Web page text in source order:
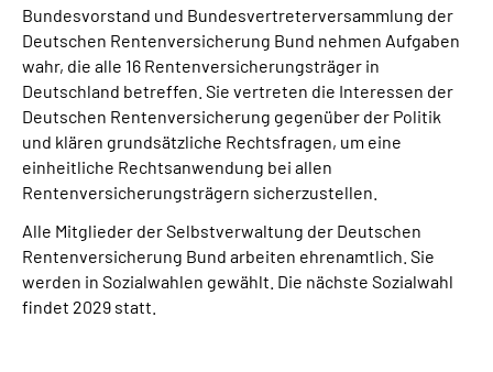
Bundesvorstand und Bundesvertreterversammlung der
Deutschen Rentenversicherung Bund nehmen Aufgaben
wahr, die alle 16 Rentenversicherungsträger in
Deutschland betreffen. Sie vertreten die Interessen der
Deutschen Rentenversicherung gegenüber der Politik
und klären grundsätzliche Rechtsfragen, um eine
einheitliche Rechtsanwendung bei allen
Rentenversicherungsträgern sicherzustellen.
Alle Mitglieder der Selbstverwaltung der Deutschen
Rentenversicherung Bund arbeiten ehrenamtlich. Sie
werden in Sozialwahlen gewählt. Die nächste Sozialwahl
findet 2029 statt.